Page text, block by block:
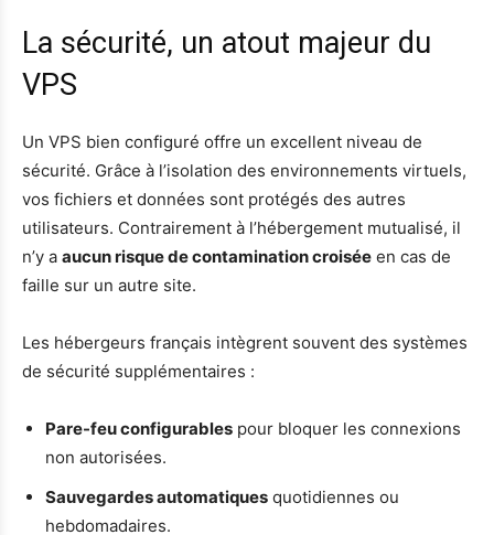
La sécurité, un atout majeur du
VPS
Un VPS bien configuré offre un excellent niveau de
sécurité. Grâce à l’isolation des environnements virtuels,
vos fichiers et données sont protégés des autres
utilisateurs. Contrairement à l’hébergement mutualisé, il
n’y a aucun risque de contamination croisée en cas de
faille sur un autre site.
Les hébergeurs français intègrent souvent des systèmes
de sécurité supplémentaires :
Pare-feu configurables pour bloquer les connexions
non autorisées.
Sauvegardes automatiques quotidiennes ou
hebdomadaires.